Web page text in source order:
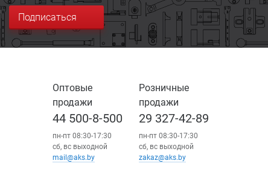
Подписаться
Оптовые
продажи
44 500-8-500
пн-пт 08:30-17:30
сб, вс выходной
mail@aks.by
Розничные
продажи
29 327-42-89
пн-пт 08:30-17:30
сб, вс выходной
zakaz@aks.by